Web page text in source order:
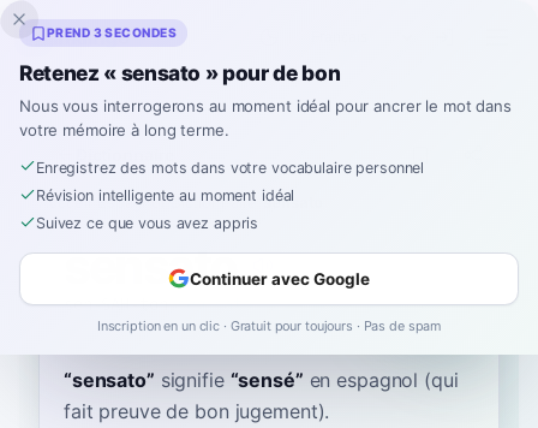
Inklingo
Accueil› Espagnol›Dictionnaire ›sensato
sensato
sen-SAH-toh senˈsato
“sensato” signifie “sensé” en espagnol (qui
fait preuve de bon jugement).
PREND 3 SECONDES
Retenez « sensato » pour de bon
Nous vous interrogerons au moment idéal pour ancrer le mot dans
votre mémoire à long terme.
Enregistrez des mots dans votre vocabulaire personnel
Révision intelligente au moment idéal
Suivez ce que vous avez appris
Continuer avec Google
Inscription en un clic · Gratuit pour toujours · Pas de spam